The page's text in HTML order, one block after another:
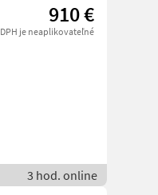
910 €
DPH je neaplikovateľné
3 hod. online